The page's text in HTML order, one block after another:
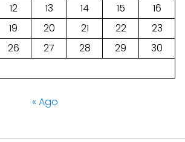
12 13 14 15
16
19 20 21 22
23
26 27 28 29
30
« Ago